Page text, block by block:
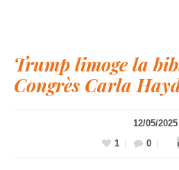
Trump limoge la
Congrès Carla
12/05/2025
1
0